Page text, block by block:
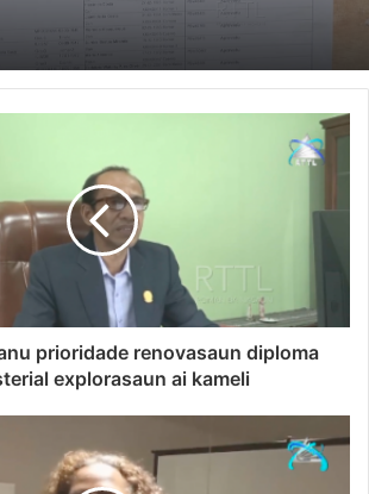
prioridade renovasaun diploma
explorasaun ai kameli